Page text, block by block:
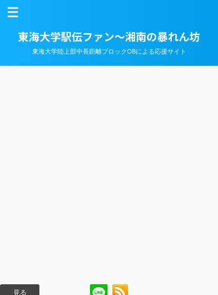
東海大学駅伝ファン～湘南の暴れん坊
東海大学陸上部中長距離ブロックOBによる応援サイト
見る